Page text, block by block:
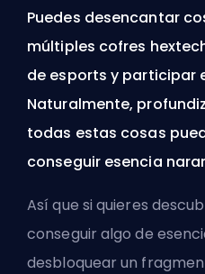
Puedes desencantar
múltiples cofres
de esports y participar
Naturalmente,
todas estas cosas
conseguir esencia
Así que si quieres
conseguir algo de
desbloquear un